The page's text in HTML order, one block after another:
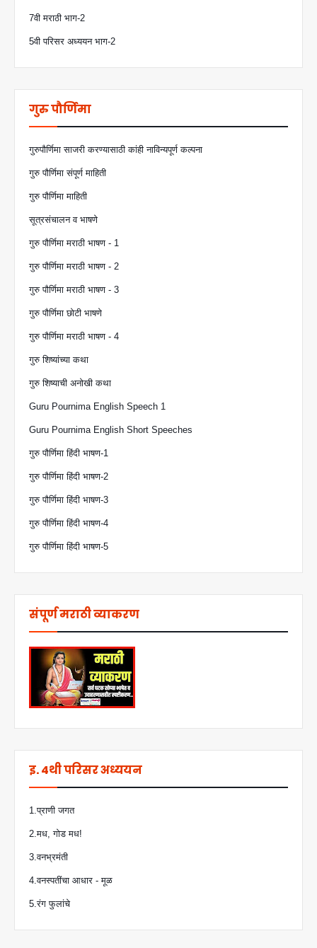
7वी मराठी भाग-2
5वी परिसर अध्ययन भाग-2
गुरु पौर्णिमा
गुरुपौर्णिमा साजरी करण्यासाठी कांही नाविन्यपूर्ण कल्पना
गुरु पौर्णिमा संपूर्ण माहिती
गुरु पौर्णिमा माहिती
सूत्रसंचालन व भाषणे
गुरु पौर्णिमा मराठी भाषण - 1
गुरु पौर्णिमा मराठी भाषण - 2
गुरु पौर्णिमा मराठी भाषण - 3
गुरु पौर्णिमा छोटी भाषणे
गुरु पौर्णिमा मराठी भाषण - 4
गुरु शिष्यांच्या कथा
गुरु शिष्याची अनोखी कथा
Guru Pournima English Speech 1
Guru Pournima English Short Speeches
गुरु पौर्णिमा हिंदी भाषण-1
गुरु पौर्णिमा हिंदी भाषण-2
गुरु पौर्णिमा हिंदी भाषण-3
गुरु पौर्णिमा हिंदी भाषण-4
गुरु पौर्णिमा हिंदी भाषण-5
संपूर्ण मराठी व्याकरण
इ. 4थी परिसर अध्ययन
1.प्राणी जगत
2.मध, गोड मध!
3.वनभ्रमंती
4.वनस्पतींचा आधार - मूळ
5.रंग फुलांचे